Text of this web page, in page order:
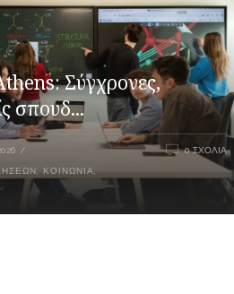
Σύγχρονες,
σπουδ...
ΚΟΙΝΩΝΊΑ
0 ΣΧΌΛΙΑ